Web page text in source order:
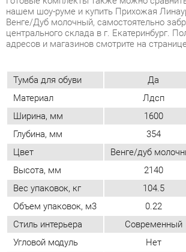
Тумба для обуви
Да
Материал
Лдсп
Ширина, мм
1600
Цвет
Венге/дуб молочный
Высота, мм
2140
Вес упаковок, кг
104.5
Объем упаковок, м3
0.22
Стиль интерьера
Современный
Угловой модуль
Нет
Шкаф для одежды
Нет
ОТЗЫВЫ
Пока нет отзывов, поделитесь первым своим